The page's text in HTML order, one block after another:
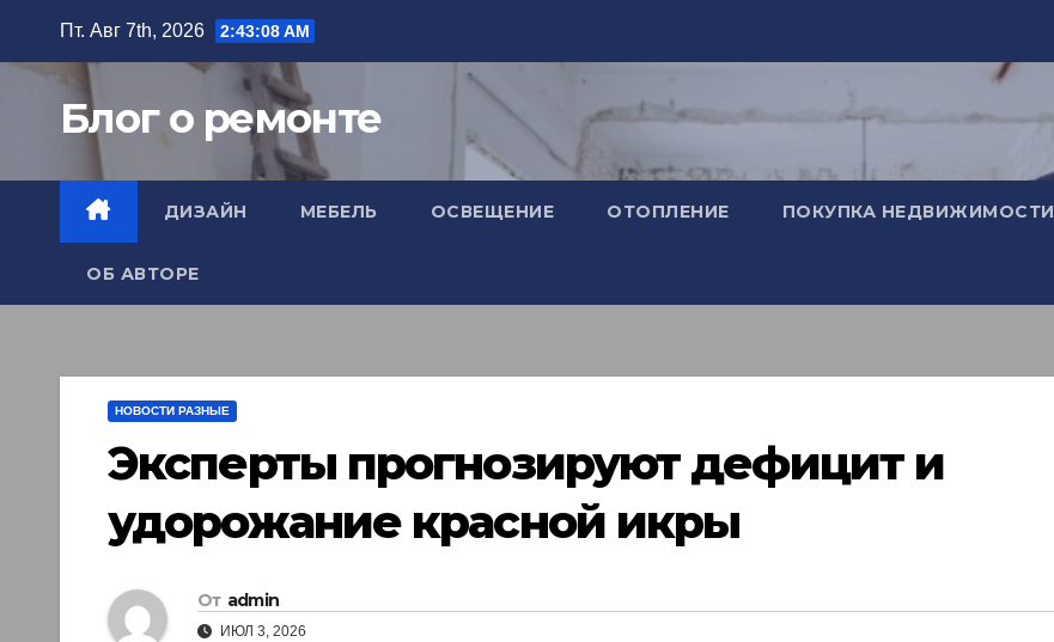
содержимому
Пт. Авг 7th, 2026 2:43:10 AM
Блог о ремонте
ДИЗАЙН МЕБЕЛЬ ОСВЕЩЕНИЕ ОТОПЛЕНИЕ ПОКУПКА НЕДВИЖИМОСТИ
ОБ АВТОРЕ
НОВОСТИ РАЗНЫЕ
Эксперты прогнозируют дефицит и
удорожание красной икры
От admin
ИЮЛ 3, 2026